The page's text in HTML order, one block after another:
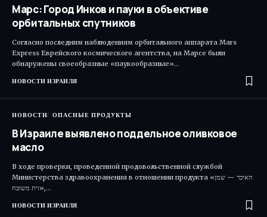
Марс: Город Инков и пауки в объективе
орбитальных спутников
Согласно последним наблюдениям орбитального аппарата Mars
Express Еврейского космического агентства, на Марсе были
обнаружены своеобразные «паукообразные»…
НОВОСТИ ИЗРАИЛЯ
НОВОСТИ ОПАСНЫЕ ПРОДУКТЫ
В Израиле выявлено поддельное оливковое
масло
В ходе проверки, проведенной продовольственной службой
Министерства здравоохранения в отношении продукта «האיכר — שמן
זית משובח»,…
НОВОСТИ ИЗРАИЛЯ